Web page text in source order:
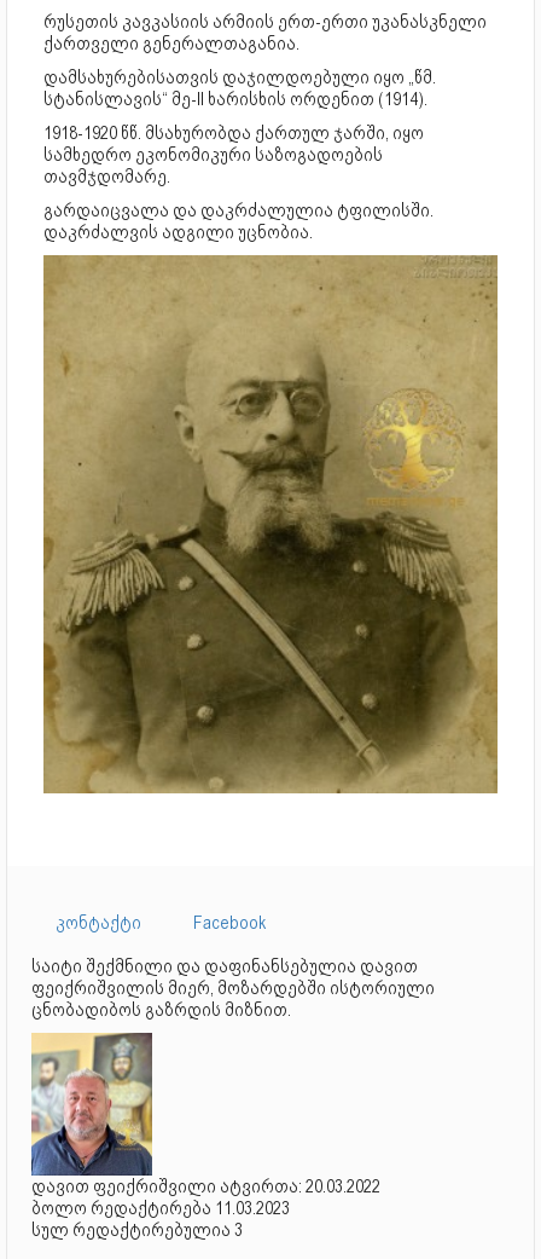
რუსეთის კავკასიის არმიის ერთ-ერთი უკანასკნელი
ქართველი გენერალთაგანია.
დამსახურებისათვის დაჯილდოებული იყო „წმ.
სტანისლავის“ მე-II ხარისხის ორდენით (1914).
1918-1920 წწ. მსახურობდა ქართულ ჯარში, იყო
სამხედრო ეკონომიკური საზოგადოების
თავმჯდომარე.
გარდაიცვალა და დაკრძალულია ტფილისში.
დაკრძალვის ადგილი უცნობია.
კონტაქტი
Facebook
საიტი შექმნილი და დაფინანსებულია დავით
ფეიქრიშვილის მიერ, მოზარდებში ისტორიული
ცნობადიბოს გაზრდის მიზნით.
დავით ფეიქრიშვილი ატვირთა: 20.03.2022
ბოლო რედაქტირება 11.03.2023
სულ რედაქტირებულია 3